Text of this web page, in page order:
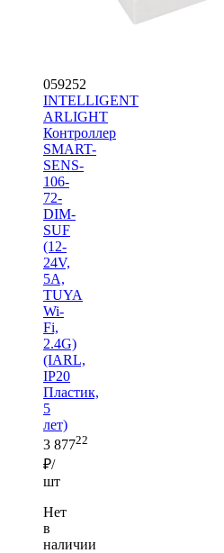
059252
INTELLIGENT
ARLIGHT
Контроллер
SMART-
SENS-
106-
72-
DIM-
SUF
(12-
24V,
5A,
TUYA
Wi-
Fi,
2.4G)
(IARL,
IP20
Пластик,
5
лет)
3 87722
₽/
шт
Нет
в
наличии